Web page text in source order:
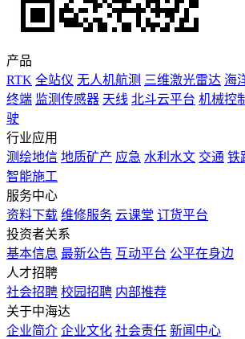
产品
RTK 全站仪 无人机航测 三维激光雷达 海
终端 监测传感器 天线 北斗云平台 机械控
驶
行业应用
测绘地信 地质矿产 应急 水利水文 交通 铁
智能施工
服务中心
资料下载 维修服务 云课堂 订货平台
投资者关系
基本信息 最新公告 互动平台 公平在身边
人才招聘
社会招聘 校园招聘 内部推荐
关于中海达
企业简介 企业文化 社会责任 新闻中心